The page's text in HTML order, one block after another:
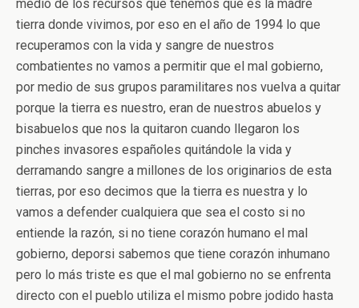
medio de los recursos que tenemos que es la madre
tierra donde vivimos, por eso en el año de 1994 lo que
recuperamos con la vida y sangre de nuestros
combatientes no vamos a permitir que el mal gobierno,
por medio de sus grupos paramilitares nos vuelva a quitar
porque la tierra es nuestro, eran de nuestros abuelos y
bisabuelos que nos la quitaron cuando llegaron los
pinches invasores españoles quitándole la vida y
derramando sangre a millones de los originarios de esta
tierras, por eso decimos que la tierra es nuestra y lo
vamos a defender cualquiera que sea el costo si no
entiende la razón, si no tiene corazón humano el mal
gobierno, deporsi sabemos que tiene corazón inhumano
pero lo más triste es que el mal gobierno no se enfrenta
directo con el pueblo utiliza el mismo pobre jodido hasta